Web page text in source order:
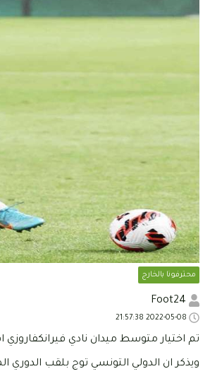
محترفونا بالخارج
تم اختيار متوسط ميدان نادي فيرانكفاروزي افضل مراوغ
ويذكر ان الدولي التونسي توج بلقب الدوري